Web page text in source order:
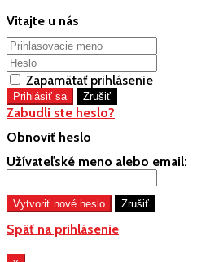
Vitajte u nás
Zapamätať prihlásenie
Zabudli ste heslo?
Obnoviť heslo
Užívateľské meno alebo email:
Späť na prihlásenie